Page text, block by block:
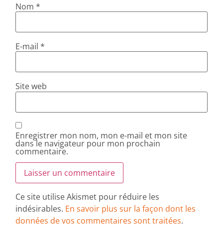
Nom*
E-mail*
Site web
Enregistrer mon nom, mon e-mail et mon site
dans le navigateur pour mon prochain
commentaire.
Ce site utilise Akismet pour réduire les
indésirables. En savoir plus sur la façon dont les
données de vos commentaires sont traitées.